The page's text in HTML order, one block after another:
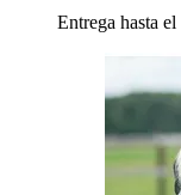
Entrega hasta